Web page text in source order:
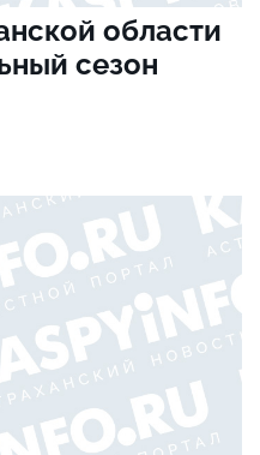
области
сезон